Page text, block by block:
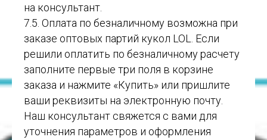
на консультант.
7.5. Оплата по безналичному возможна при
заказе оптовых партий кукол LOL. Если
решили оплатить по безналичному расчету
заполните первые три поля в корзине
заказа и нажмите «Купить» или пришлите
ваши реквизиты на электронную почту.
Наш консультант свяжется с вами для
уточнения параметров и оформления